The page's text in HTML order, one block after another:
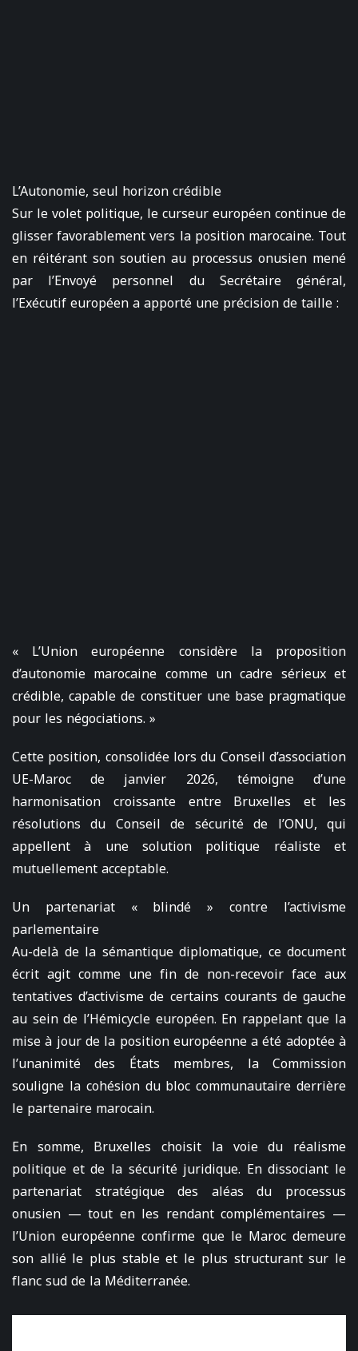
L’Autonomie, seul horizon crédible
Sur le volet politique, le curseur européen continue de
glisser favorablement vers la position marocaine. Tout
en réitérant son soutien au processus onusien mené
par l’Envoyé personnel du Secrétaire général,
l’Exécutif européen a apporté une précision de taille :
« L’Union européenne considère la proposition
d’autonomie marocaine comme un cadre sérieux et
crédible, capable de constituer une base pragmatique
pour les négociations. »
Cette position, consolidée lors du Conseil d’association
UE-Maroc de janvier 2026, témoigne d’une
harmonisation croissante entre Bruxelles et les
résolutions du Conseil de sécurité de l’ONU, qui
appellent à une solution politique réaliste et
mutuellement acceptable.
Un partenariat « blindé » contre l’activisme
parlementaire
Au-delà de la sémantique diplomatique, ce document
écrit agit comme une fin de non-recevoir face aux
tentatives d’activisme de certains courants de gauche
au sein de l’Hémicycle européen. En rappelant que la
mise à jour de la position européenne a été adoptée à
l’unanimité des États membres, la Commission
souligne la cohésion du bloc communautaire derrière
le partenaire marocain.
En somme, Bruxelles choisit la voie du réalisme
politique et de la sécurité juridique. En dissociant le
partenariat stratégique des aléas du processus
onusien — tout en les rendant complémentaires —
l’Union européenne confirme que le Maroc demeure
son allié le plus stable et le plus structurant sur le
flanc sud de la Méditerranée.